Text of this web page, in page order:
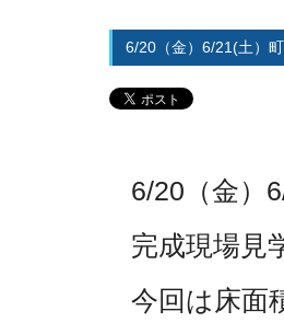
6/20（金）6/21(土）
6/20（金）
完成現場見
今回は床面